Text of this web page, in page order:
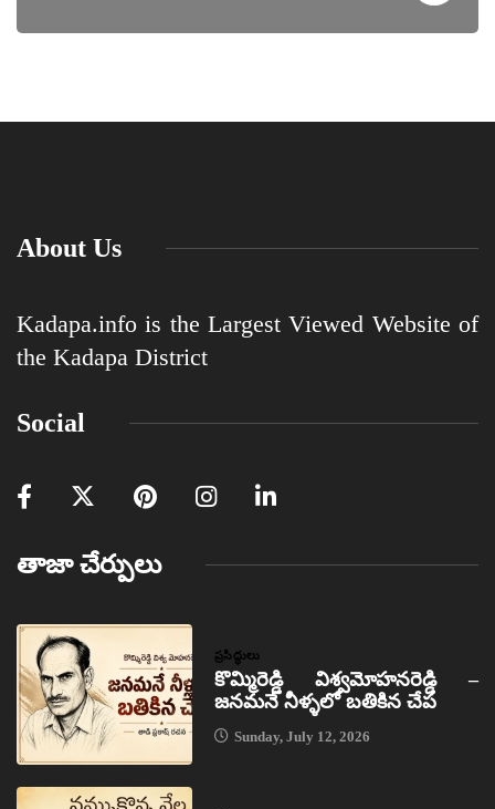
About Us
Kadapa.info is the Largest Viewed Website of
the Kadapa District
Social
తాజా చేర్పులు
ప్రసిద్ధులు
కొమ్మిరెడ్డి విశ్వమోహనరెడ్డి –
జనమనే నీళ్ళలో బతికిన చేప
Sunday, July 12, 2026